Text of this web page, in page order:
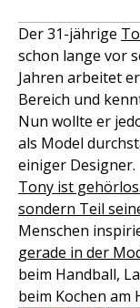
Der 31-jährige
schon lange vor
Jahren arbeitet
Bereich und
Nun wollte er
als Model
einiger Designer.
Tony ist
sondern Teil
Menschen
gerade in der
beim Handball,
beim Kochen am